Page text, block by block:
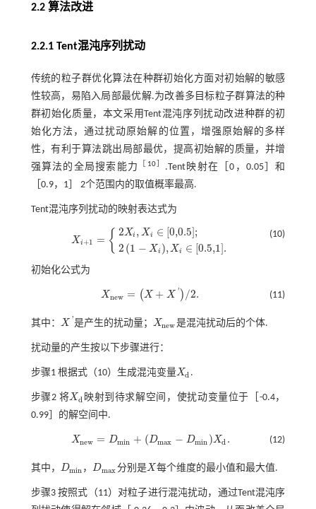
2.2 算法改进
2.2.1 Tent混沌序列扰动
传统的粒子群优化算法在种群初始化方面对初始解的敏感
性较高，易陷入局部最优解.为改善多目标粒子群算法的种
群初始化质量，本文采用Tent混沌序列扰动改进种群的初
始化方法，通过扰动原始解的位置，增强原始解的多样
性，有利于算法跳出局部最优，提高初始解的质量，并增
强算法的全局搜索能力
［ 10］ .Tent映射在［0，0.05］和
［0.9，1］ 2个范围内的取值概率最高.
Tent混沌序列扰动的映射表达式为
X i+1 = { 2 Xi , X i ∈ [0,0.5];
2 (1 − Xi ), Xi ∈ [0.5,1].
Xi+1= 2Xi Xi ∈ [0,0.5 ;2 1- i,X ∈ 0.5,1] .
(10)
初始化公式为
Xnew = (X + X ' ) /2.
Xnew=X+ X'/2 . (11)
其中： X '
X' 是产生的扰动量； Xnew
Xnew是混沌扰动后的个体.
扰动量的产生按以下步骤进行：
步骤1根据式（10） 生成混沌变量Xd
Xd .
步骤2将Xd
Xd 映射到待求解空间，使扰动变量位于［-0.4，
0.99］的解空间中.
Xnew = Dmin + (Dmax − Dmin )Xd .
Xnew=Dmin+D ma x-DminXd. (12)
其中， Dmin
Dmin ，Dmax
Dmax分别是X
X 每个维度的最小值和最大值.
步骤3按照式（11） 对粒子进行混沌扰动，通过Tent混沌序